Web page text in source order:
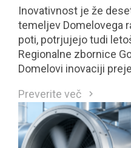
Inovativnost je že
temeljev Domelovega
poti, potrjujejo tudi
Regionalne zbornice
Domelovi inovaciji
ocenjene inovacije
nacionalno priznanje
Preverite več